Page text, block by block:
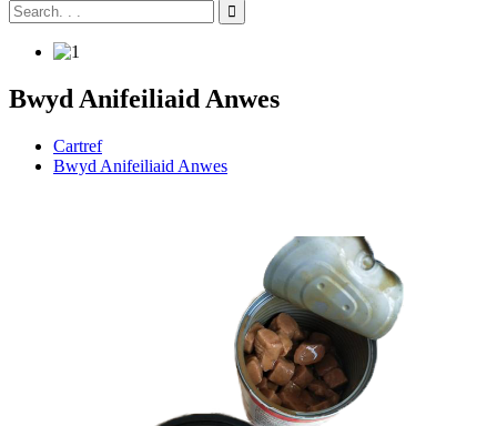
Bwyd Anifeiliaid Anwes
Cartref
Bwyd Anifeiliaid Anwes